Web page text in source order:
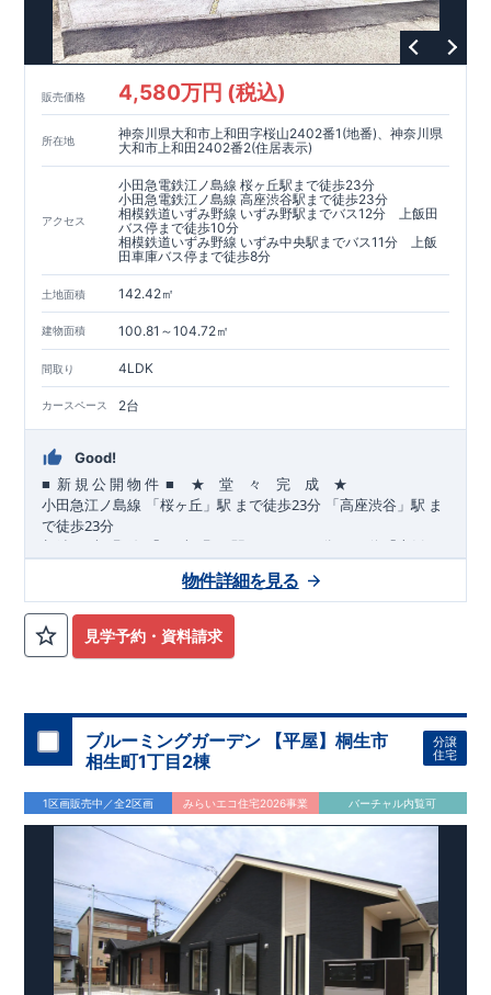
販売価格 4,580万円 (税込)
所在地
神奈川県大和市上和田字桜山2402番1(地番)、神奈川県
大和市上和田2402番2(住居表示)
アクセス
小田急電鉄江ノ島線 桜ヶ丘駅まで徒歩23分
小田急電鉄江ノ島線 高座渋谷駅まで徒歩23分
相模鉄道いずみ野線 いずみ野駅までバス12分 上飯田
バス停まで徒歩10分
相模鉄道いずみ野線 いずみ中央駅までバス11分 上飯
田車庫バス停まで徒歩8分
土地面積 142.42㎡
建物面積 100.81～104.72㎡
間取り 4LDK
カースペース 2台
Good!
■ 新 規 公 開 物 件 ■ ★ 堂 々 完 成 ★
小田急江ノ島線 「桜ヶ丘」駅 まで徒歩23分 「高座渋谷」駅 ま
で徒歩23分
「いずみ中央」駅 まで
分
☆おすすめポイント ,
【玄関土間収納】 スーツケースやベビーカーの収納にも便利
【ウォークインクローゼット】
い☆
【２階の廊下収納】​ 生活感の出る掃除機や、 ​日用品などのア
イテムを目隠し収納ができる
​
ったら嬉しい収納完備☆
[2],対面キッチンには、食洗器搭載★​”配膳・後片付け”が便利な
対面キッチンには、 生活感を感じさせない
[3],浴室暖房乾燥機
雨の日や花粉の時期のお洗濯も安心！！
[4],インナーバルコニー ​広々インナーバルコニーは天候に左右
されずに利用可能♪
[5],折上げ天井​主寝室には間接照明付折上天井仕上げで
ワンラ
ンク上の空間を演出♪
◎暮らしに寄り添う住環境 ◎ ～徒歩圏内～ 教育環境／コンビ
見学予約・資料請求
物件詳細を見る
ブルーミングガーデン 【平屋】桐生市
相生町1丁目2棟
分譲
住宅
1区画販売中／全2区画 みらいエコ住宅2026事業 バーチャル内覧可